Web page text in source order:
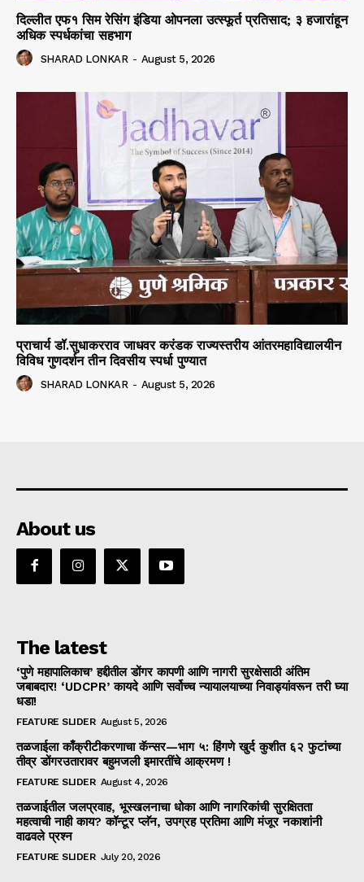
दिल्लीत एफ१ सिम रेसिंग इंडिया ओपनला उत्स्फूर्त प्रतिसाद; ३ हजारांहून
अधिक स्पर्धकांचा सहभाग
SHARAD LONKAR - August 5, 2026
प्राचार्य डॉ.सुधाकरराव जाधवर करंडक राज्यस्तरीय आंतरमहाविद्यालयीन
विविध गुणदर्शन तीन दिवसीय स्पर्धा पुण्यात
SHARAD LONKAR - August 5, 2026
About us
The latest
‘पुणे महापालिकाच’ हद्दीतील डोंगर कापणी आणि नागरी सुरक्षेसाठी अंतिम
जबाबदार! ‘UDCPR’ कायदे आणि सर्वोच्च न्यायालयाच्या निवाड्यांवरून तरी घ्या
धडा!
FEATURE SLIDER August 5, 2026
तळजाईला काँक्रीटीकरणाचा कॅन्सर—भाग ५: हिंगणे खुर्द कुशीत ६२ फुटांच्या
तीव्र डोंगरउतारावर बहुमजली इमारतींचे आक्रमण !
FEATURE SLIDER August 4, 2026
तळजाईतील जलप्रवाह, भूस्खलनाचा धोका आणि नागरिकांची सुरक्षितता
महत्वाची नाही काय? कॉन्टूर प्लॅन, उपग्रह प्रतिमा आणि मंजूर नकाशांनी
वाढवले प्रश्न
FEATURE SLIDER July 20, 2026